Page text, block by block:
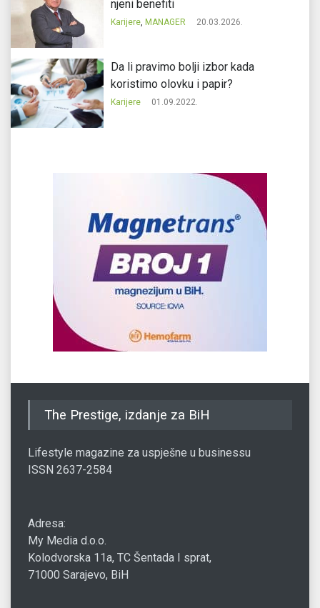
njeni benefiti
Karijere, MANAGER 20.03.2026.
Da li pravimo bolji izbor kada
koristimo olovku i papir?
Karijere 01.09.2022.
The Prestige, izdanje za BiH
Lifestyle magazine za uspješne u businessu
ISSN 2637-2584
Adresa:
My Media d.o.o.
Kolodvorska 11a, TC Šentada I sprat,
71000 Sarajevo, BiH